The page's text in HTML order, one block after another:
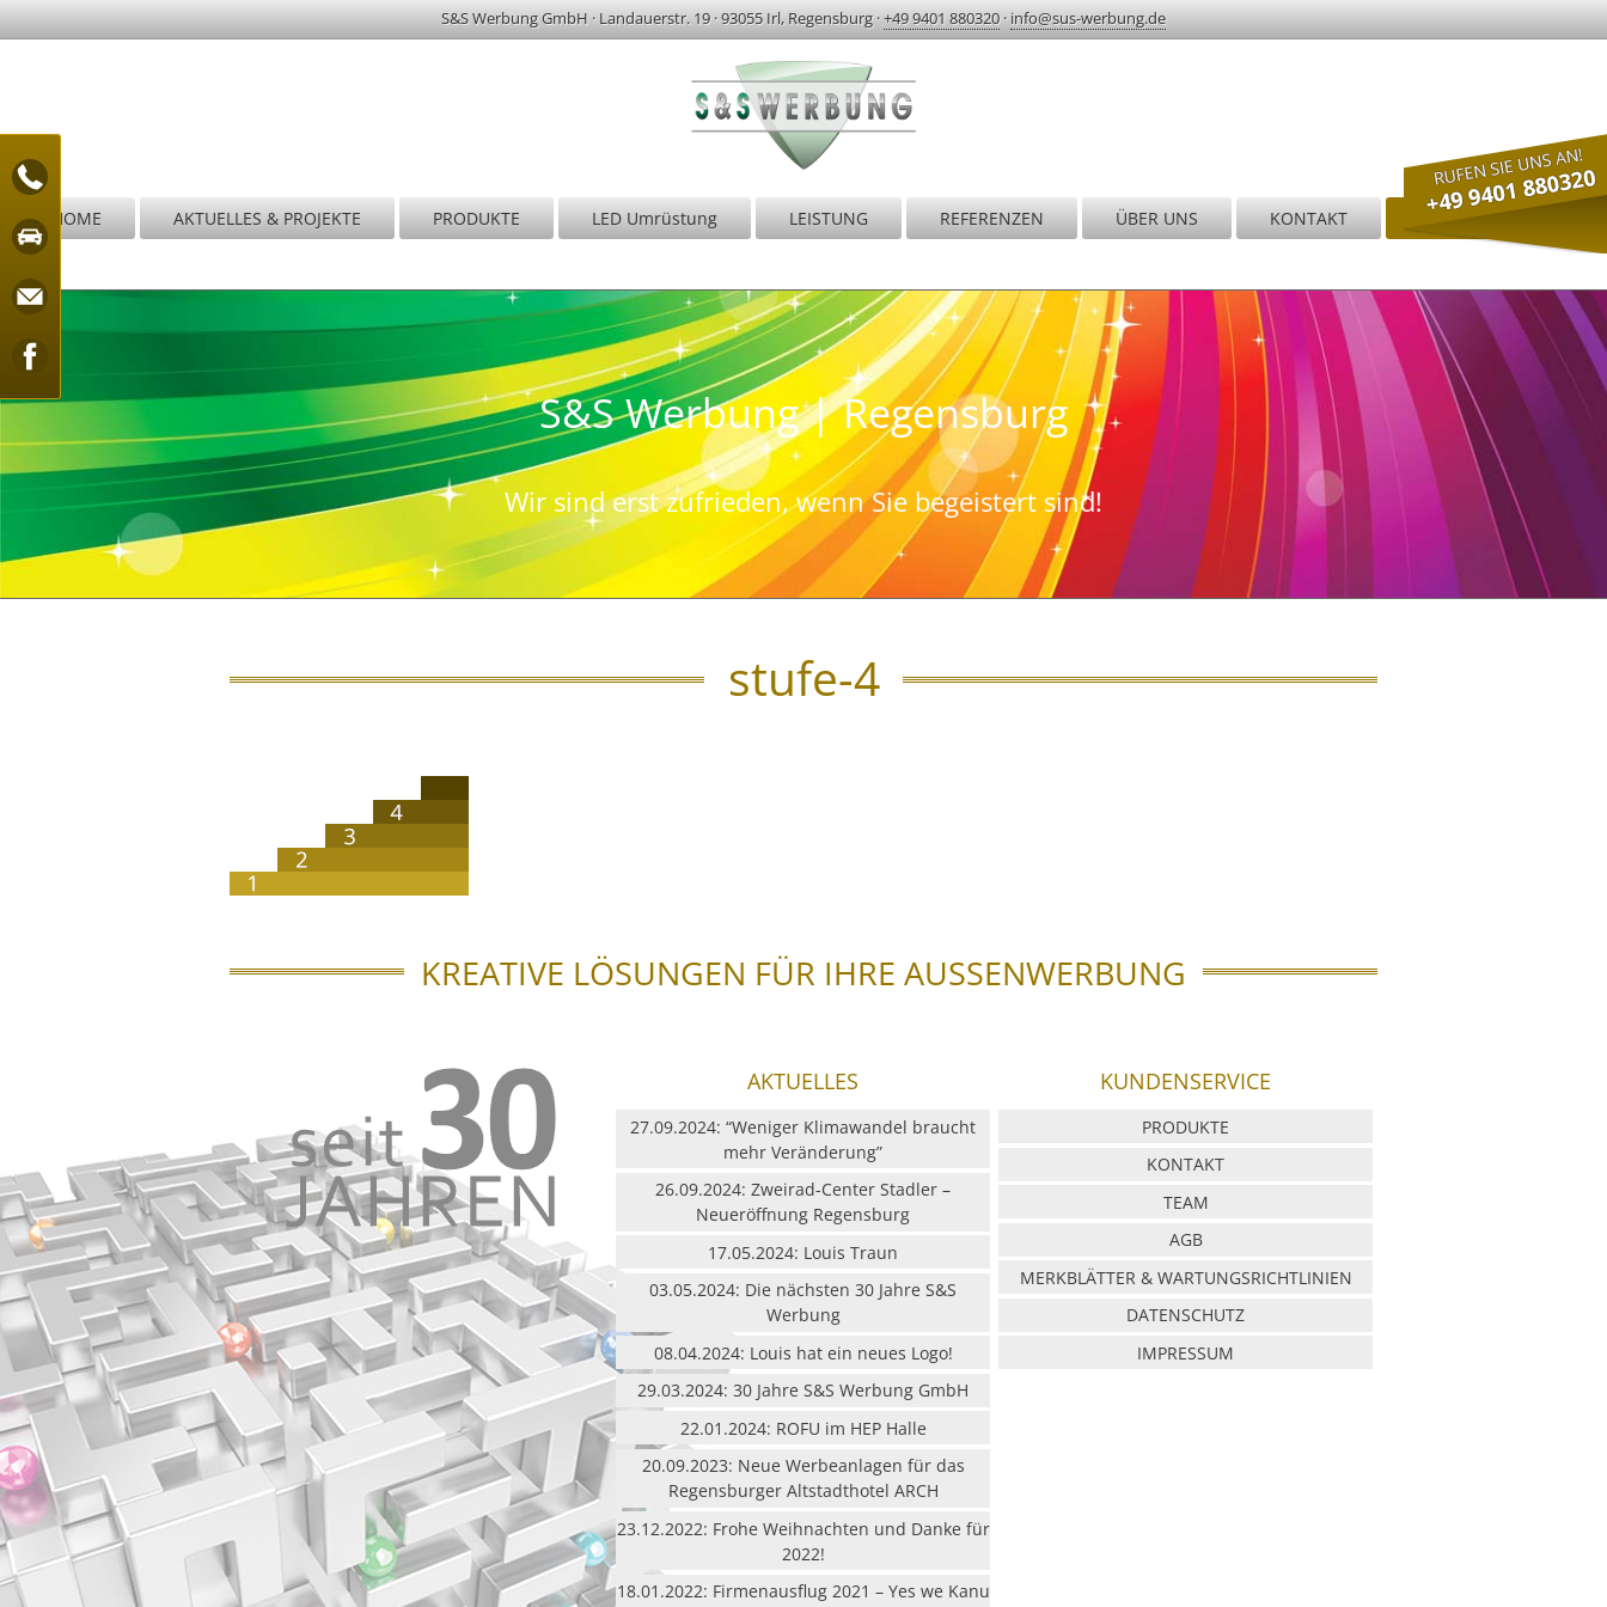
S&S Werbung GmbH · Landauerstr. 19·93055 Irl, Regensburg·+49 9401 880320 · info@sus-werbung.de
HOME AKTUELLES & PROJEKTE PRODUKTE LED Umrüstung LEISTUNG REFERENZEN ÜBER UNS KONTAKT JOBS & KARRIERE
S&S Werbung | Regensburg
Wir sind erst zufrieden, wenn Sie begeistert sind!
stufe-4
KREATIVE LÖSUNGEN FÜR IHRE AUSSENWERBUNG
AKTUELLES
27.09.2024: “Weniger Klimawandel braucht
mehr Veränderung”
26.09.2024: Zweirad-Center Stadler –
Neueröffnung Regensburg
17.05.2024: Louis Traun
03.05.2024: Die nächsten 30 Jahre S&S
Werbung
08.04.2024: Louis hat ein neues Logo!
29.03.2024: 30 Jahre S&S Werbung GmbH
22.01.2024: ROFU im HEP Halle
20.09.2023: Neue Werbeanlagen für das
Regensburger Altstadthotel ARCH
23.12.2022: Frohe Weihnachten und Danke für
2022!
18.01.2022: Firmenausflug 2021 – Yes we Kanu
KUNDENSERVICE
PRODUKTE
KONTAKT
TEAM
AGB
MERKBLÄTTER & WARTUNGSRICHTLINIEN
DATENSCHUTZ
IMPRESSUM